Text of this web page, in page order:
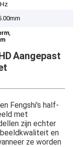
,
Aangepast
Fengshi's half-
met
zijn echter
en
ze worden